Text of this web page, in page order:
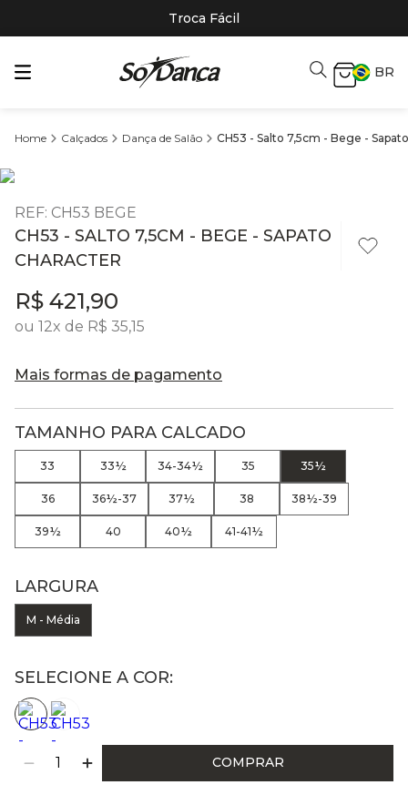
Troca Fácil
BR
Calçados Dança de Salão CH53 - Salto 7,5cm - Bege -
REF: CH53 BEGE
CH53 - SALTO 7,5CM - BEGE - SAPATO
CHARACTER
R$ 421,90
ou 12x de R$ 35,15
Mais formas de pagamento
TAMANHO PARA CALCADO
33 33½ 34-34½ 35 35½
36 36½-37 37½ 38 38½-39
39½ 40 40½ 41-41½
LARGURA
M - Média
SELECIONE A COR:
COMPRAR